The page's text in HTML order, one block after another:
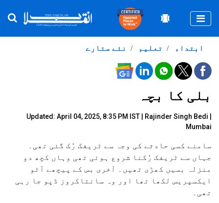
نئے ستارے تعلیم ابتداء
بلی کا بچہ
Updated: April 04, 2025, 8:35 PM IST | Rajinder Singh Bedi
Mumbai
سامنے کسی حادثے کی وجہ سے ٹریفک رُک گئی تھی۔
جہاں سے ٹریفک رُکنا شروع ہوئی تھی وہاں کچھ دو
منزلہ بسیں کھڑی تھیں۔ آخری بس کے پیچھے آٹو
ایکسپریس لکھا تھا اور وہ سانتاکروز ڈپو جا رہی
تھی۔